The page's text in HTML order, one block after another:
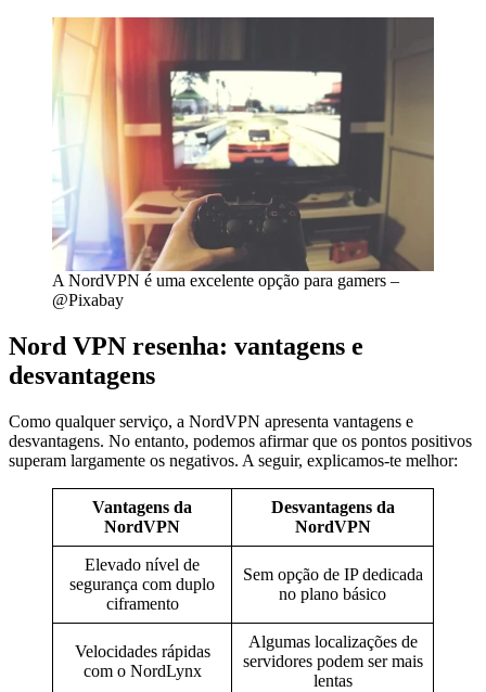
A NordVPN é uma excelente opção para gamers –
@Pixabay
Nord VPN resenha: vantagens e
desvantagens
Como qualquer serviço, a NordVPN apresenta vantagens e
desvantagens. No entanto, podemos afirmar que os pontos positivos
superam largamente os negativos. A seguir, explicamos-te melhor:
Vantagens da
NordVPN
Desvantagens da
NordVPN
Elevado nível de
segurança com duplo
ciframento
Sem opção de IP dedicada
no plano básico
Velocidades rápidas
com o NordLynx
Algumas localizações de
servidores podem ser mais
lentas